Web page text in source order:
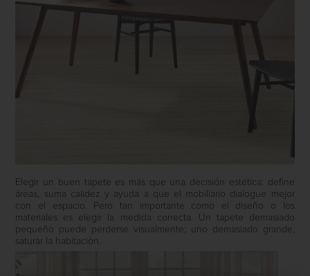
Elegir un buen tapete es más que una decisión estética: define
áreas, suma calidez y ayuda a que el mobiliario dialogue mejor
con el espacio. Pero tan importante como el diseño o los
materiales es elegir la medida correcta. Un tapete demasiado
pequeño puede perderse visualmente; uno demasiado grande,
saturar la habitación.